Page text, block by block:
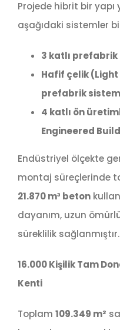
Projede hibrit bir yapı
aşağıdaki sistemler
3 katlı
Hafif çelik
prefabrik
4 katlı ön
Engineered
Endüstriyel ölçekte
montaj süreçlerinde
21.870 m³ beton
dayanım, uzun
süreklilik sağlanmıştır.
16.000 Kişilik Tam
Kenti
Toplam 109.349 m²